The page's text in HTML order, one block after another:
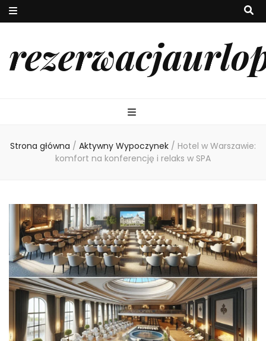
Strona główna / Aktywny Wypoczynek / Hotel w Warszawie:
komfort na konferencję i relaks w SPA